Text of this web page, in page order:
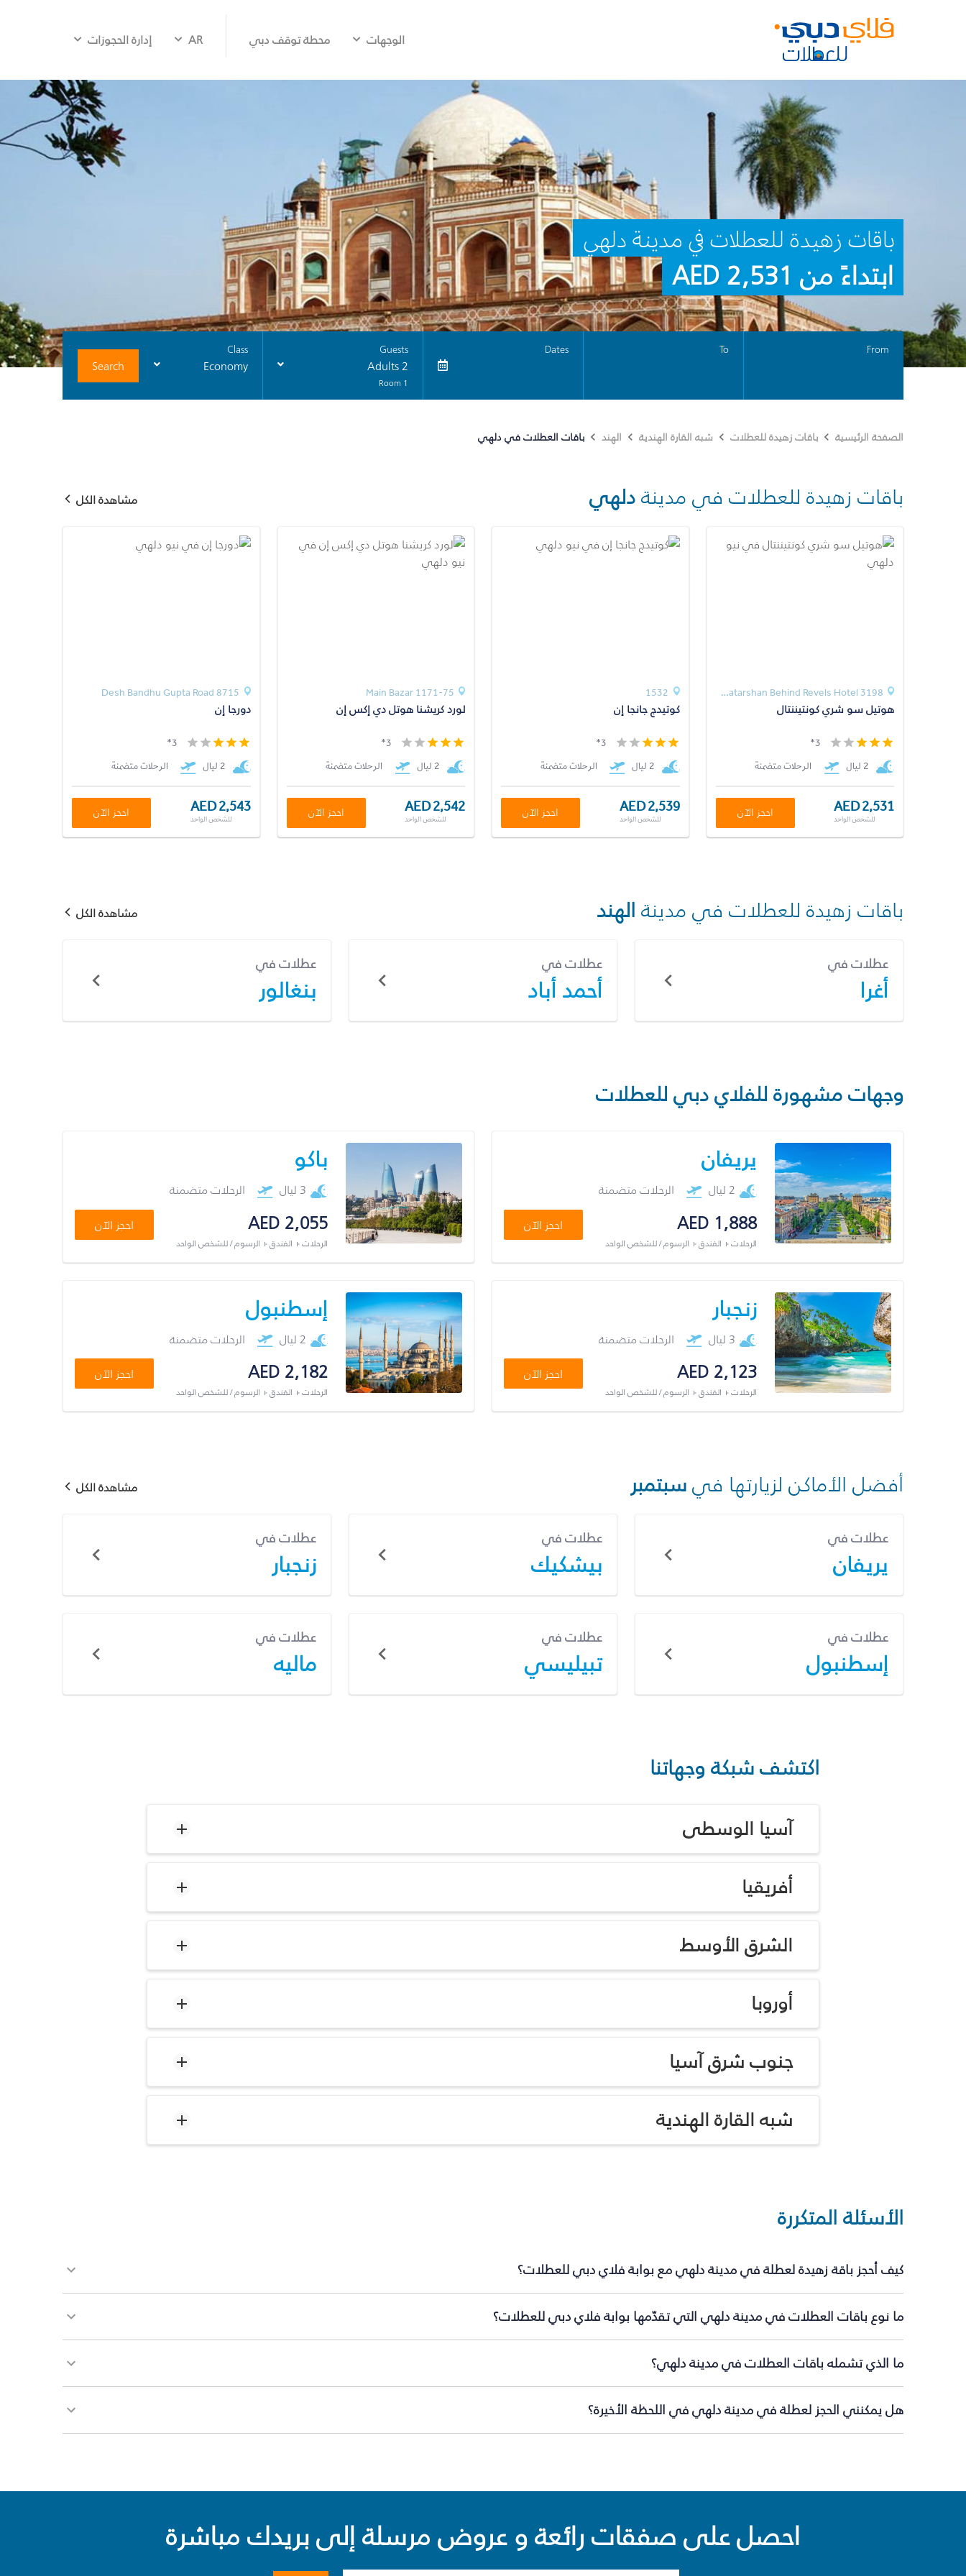
الوجهات محطة توقف دبي AR إدارة الحجوزات
باقات زهيدة للعطلات في مدينة دلهي
ابتداءً من 2,531 AED
From
To
Dates
Guests
2 Adults
1 Room
Class
Economy
Search
الصفحة الرئيسية باقات زهيدة للعطلات شبه القارة الهندية الهند باقات العطلات في دلهي
باقات زهيدة للعطلات في مدينةدلهي مشاهدة الكل
3198 Sangatarshan Behind Revels Hotel
هوتيل سو شري كونتيننتال
3*
2 ليال
الرحلات متضمنة
AED 2,531
للشخص الواحد احجز الآن
1532
كوتيدج جانجا إن
3*
2 ليال
الرحلات متضمنة
AED 2,539
للشخص الواحد احجز الآن
1171-75 Main Bazar
لورد كريشنا هوتل دي إكس إن
3*
2 ليال
الرحلات متضمنة
AED 2,542
للشخص الواحد احجز الآن
8715 Desh Bandhu Gupta Road
دورجا إن
3*
2 ليال
الرحلات متضمنة
AED 2,543
للشخص الواحد احجز الآن
باقات زهيدة للعطلات في مدينة الهند مشاهدة الكل
عطلات في
أغرا
عطلات في
أحمد أباد
عطلات في
بنغالور
وجهات مشهورة للفلاي دبي للعطلات
يريفان
2 ليال الرحلات متضمنة
AED 1,888
الرحلات + الفندق + الرسوم / للشخص الواحد
احجز الآن
باكو
3 ليال الرحلات متضمنة
AED 2,055
الرحلات + الفندق + الرسوم / للشخص الواحد
احجز الآن
زنجبار
3 ليال الرحلات متضمنة
AED 2,123
الرحلات + الفندق + الرسوم / للشخص الواحد
احجز الآن
إسطنبول
2 ليال الرحلات متضمنة
AED 2,182
الرحلات + الفندق + الرسوم / للشخص الواحد
احجز الآن
أفضل الأماكن لزيارتها فيسبتمبر مشاهدة الكل
عطلات في
يريفان
عطلات في
بيشكيك
عطلات في
زنجبار
عطلات في
إسطنبول
عطلات في
تبيليسي
عطلات في
ماليه
اكتشف شبكة وجهاتنا
آسيا الوسطى
أفريقيا
الشرق الأوسط
أوروبا
جنوب شرق آسيا
شبه القارة الهندية
الأسئلة المتكررة
كيف أحجز باقة زهيدة لعطلة في مدينة دلهي مع بوابة فلاي دبي للعطلات؟
ما نوع باقات العطلات في مدينة دلهي التي تقدّمها بوابة فلاي دبي للعطلات؟
ما الذي تشمله باقات العطلات في مدينة دلهي؟
هل يمكنني الحجز لعطلة في مدينة دلهي في اللحظة الأخيرة؟
احصل على صفقات رائعة و عروض مرسلة إلى بريدك مباشرة